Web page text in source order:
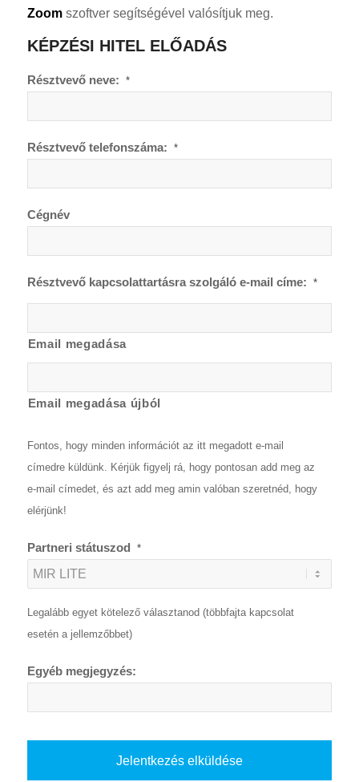
Zoomszoftver segítségével valósítjuk meg.
KÉPZÉSI HITEL ELŐADÁS
Résztvevő neve: *
Résztvevő telefonszáma: *
Cégnév
Résztvevő kapcsolattartásra szolgáló e-mail címe: *
Email megadása
Email megadása újból
Fontos, hogy minden információt az itt megadott e-mail
címedre küldünk. Kérjük figyelj rá, hogy pontosan add meg az
e-mail címedet, és azt add meg amin valóban szeretnéd, hogy
elérjünk!
Partneri státuszod *
Legalább egyet kötelező választanod (többfajta kapcsolat
esetén a jellemzőbbet)
Egyéb megjegyzés: